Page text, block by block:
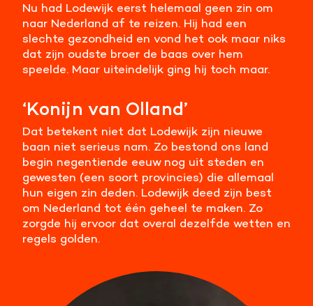
Nu had Lodewijk eerst helemaal geen zin om
naar Nederland af te reizen. Hij had een
slechte gezondheid en vond het ook maar niks
dat zijn oudste broer de baas over hem
speelde. Maar uiteindelijk ging hij toch maar.
‘Konijn van Olland’
Dat betekent niet dat Lodewijk zijn nieuwe
baan niet serieus nam. Zo bestond ons land
begin negentiende eeuw nog uit steden en
gewesten (een soort provincies) die allemaal
hun eigen zin deden. Lodewijk deed zijn best
om Nederland tot één geheel te maken. Zo
zorgde hij ervoor dat overal dezelfde wetten en
regels golden.